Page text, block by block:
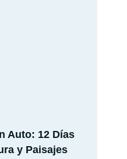
Auto: 12 Días
y Paisajes